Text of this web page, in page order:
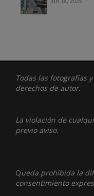
Todas las fotografías
derechos de autor.
La violación de
previo aviso.
Queda prohibida la
consentimiento